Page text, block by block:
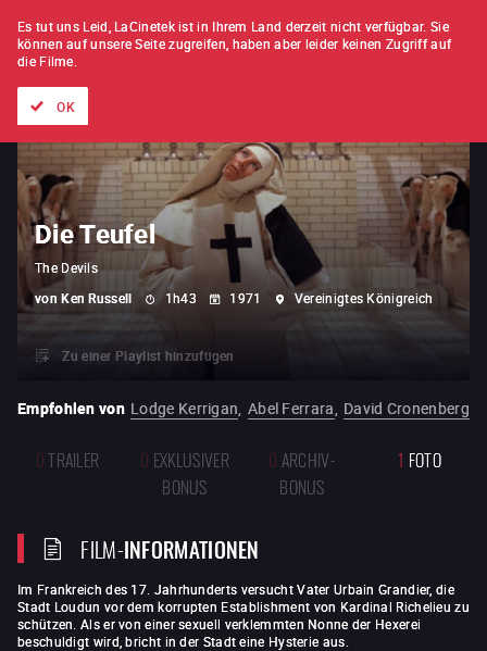
FILM FÜR FILM ABONNEMENT
Die Teufel
The Devils
von Ken Russell 1h43 1971 Vereinigtes Königreich
Zu einer Playlist hinzufügen
Empfohlen von Lodge Kerrigan, Abel Ferrara, David Cronenberg
0TRAILER 0 EXKLUSIVER
BONUS
0 ARCHIV-
BONUS
1 FOTO
FILM-INFORMATIONEN
Im Frankreich des 17. Jahrhunderts versucht Vater Urbain Grandier, die
Stadt Loudun vor dem korrupten Establishment von Kardinal Richelieu zu
schützen. Als er von einer sexuell verklemmten Nonne der Hexerei
beschuldigt wird, bricht in der Stadt eine Hysterie aus.
Es tut uns Leid, LaCinetek ist in Ihrem Land derzeit nicht verfügbar. Sie
können auf unsere Seite zugreifen, haben aber leider keinen Zugriff auf
die Filme.
OK